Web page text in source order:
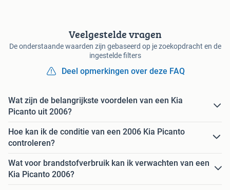
Veelgestelde vragen
De onderstaande waarden zijn gebaseerd op je zoekopdracht en de
ingestelde filters
Deel opmerkingen over deze FAQ
Wat zijn de belangrijkste voordelen van een Kia
Picanto uit 2006?
Hoe kan ik de conditie van een 2006 Kia Picanto
controleren?
Wat voor brandstofverbruik kan ik verwachten van een
Kia Picanto 2006?